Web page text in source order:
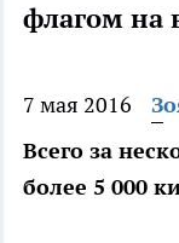
флагом на
7 мая 2016
Всего за
более 5 000